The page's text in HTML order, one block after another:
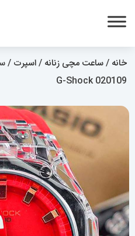
خانه /ساعت مچی زنانه /اسپرت
G-Shock 020109